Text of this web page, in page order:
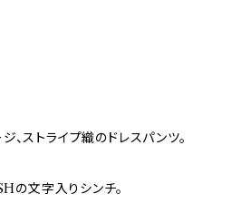
ストライプ織のドレスパンツ。
文字入りシンチ。